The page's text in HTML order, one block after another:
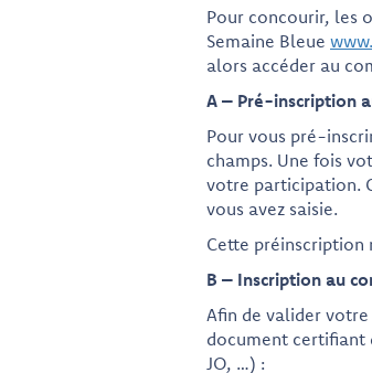
Pour concourir, les
Semaine Bleue
alors accéder au
A – Pré-inscription
Pour vous pré-
champs. Une fois
votre participation.
vous avez saisie.
Cette préinscription
B – Inscription au
Afin de valider
document certifiant
JO, …) :